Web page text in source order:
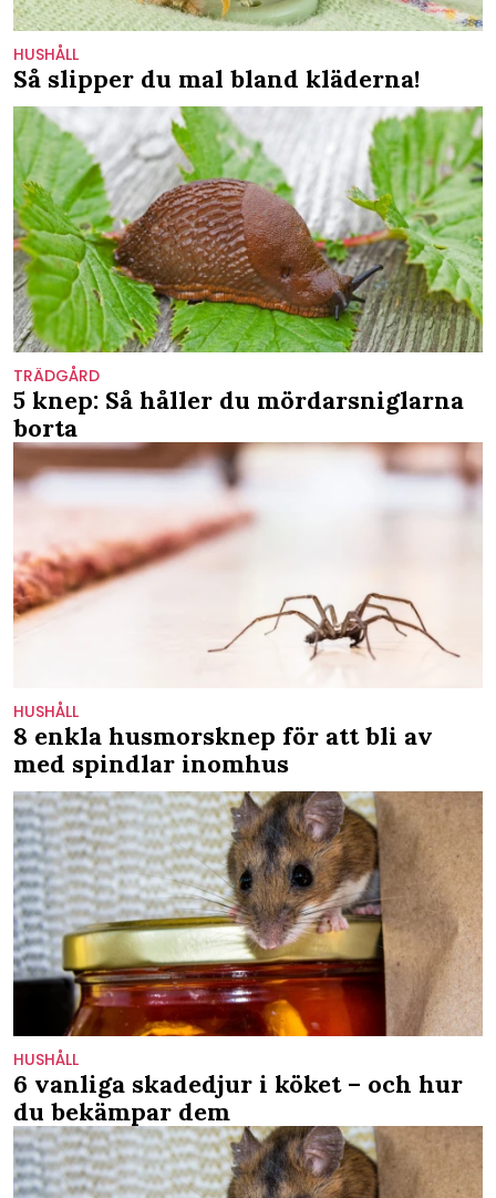
HUSHÅLL
Så slipper du mal bland kläderna!
TRÄDGÅRD
5 knep: Så håller du mördarsniglarna
borta
HUSHÅLL
8 enkla husmorsknep för att bli av
med spindlar inomhus
HUSHÅLL
6 vanliga skadedjur i köket – och hur
du bekämpar dem